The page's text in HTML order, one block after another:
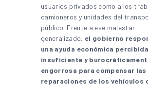
usuarios privados como a los
camioneros y unidades del
público. Frente a ese malestar
generalizado, el gobierno
una ayuda económica
insuficiente y
engorrosa para compensar las
reparaciones de los vehículos